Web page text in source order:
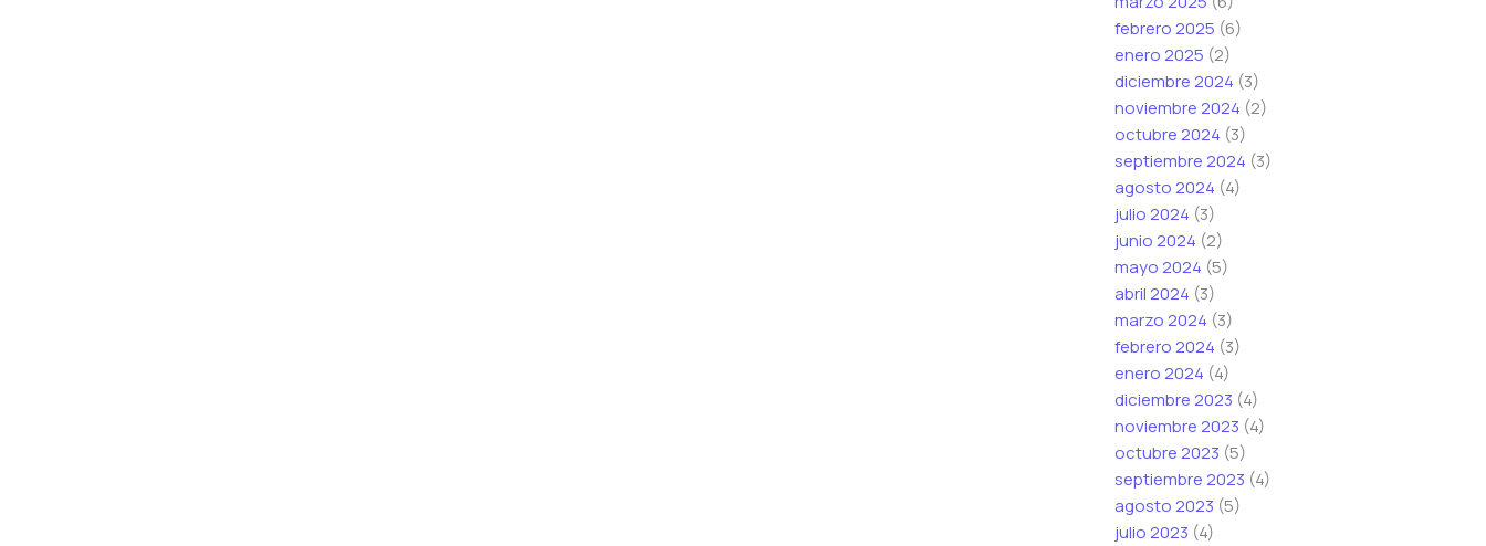
i
c
o
*
febrero 2025 (6)
enero 2025 (2)
diciembre 2024 (3)
noviembre 2024 (2)
octubre 2024 (3)
septiembre 2024 (3)
agosto 2024 (4)
julio 2024 (3)
junio 2024 (2)
mayo 2024 (5)
abril 2024 (3)
marzo 2024 (3)
febrero 2024 (3)
enero 2024 (4)
diciembre 2023 (4)
noviembre 2023 (4)
octubre 2023 (5)
septiembre 2023 (4)
agosto 2023 (5)
julio 2023 (4)